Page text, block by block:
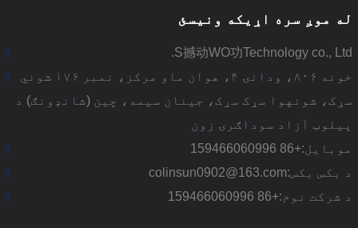
له موږ سره اړیکه ونیسئ
S撼动WO功Technology co., Ltd.
خونه ۸۰۶، ودانۍ ۴، هوان ماو مرکز، نمبر ۱۷۶ شوني
سړک، شونهوا سړک سړک، جینان سیمه، چین (شانډونګ) د
پیلوټ آزاد سوداګرۍ زون
موبایل:+86 159466060996
د بکس بکس:colinsun0902@163.com
د شرکت نوم:+86 159466060996